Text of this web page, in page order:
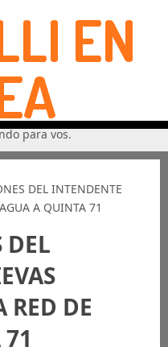
EN
para vos.
DEL INTENDENTE
A QUINTA 71
DEL
RED DE